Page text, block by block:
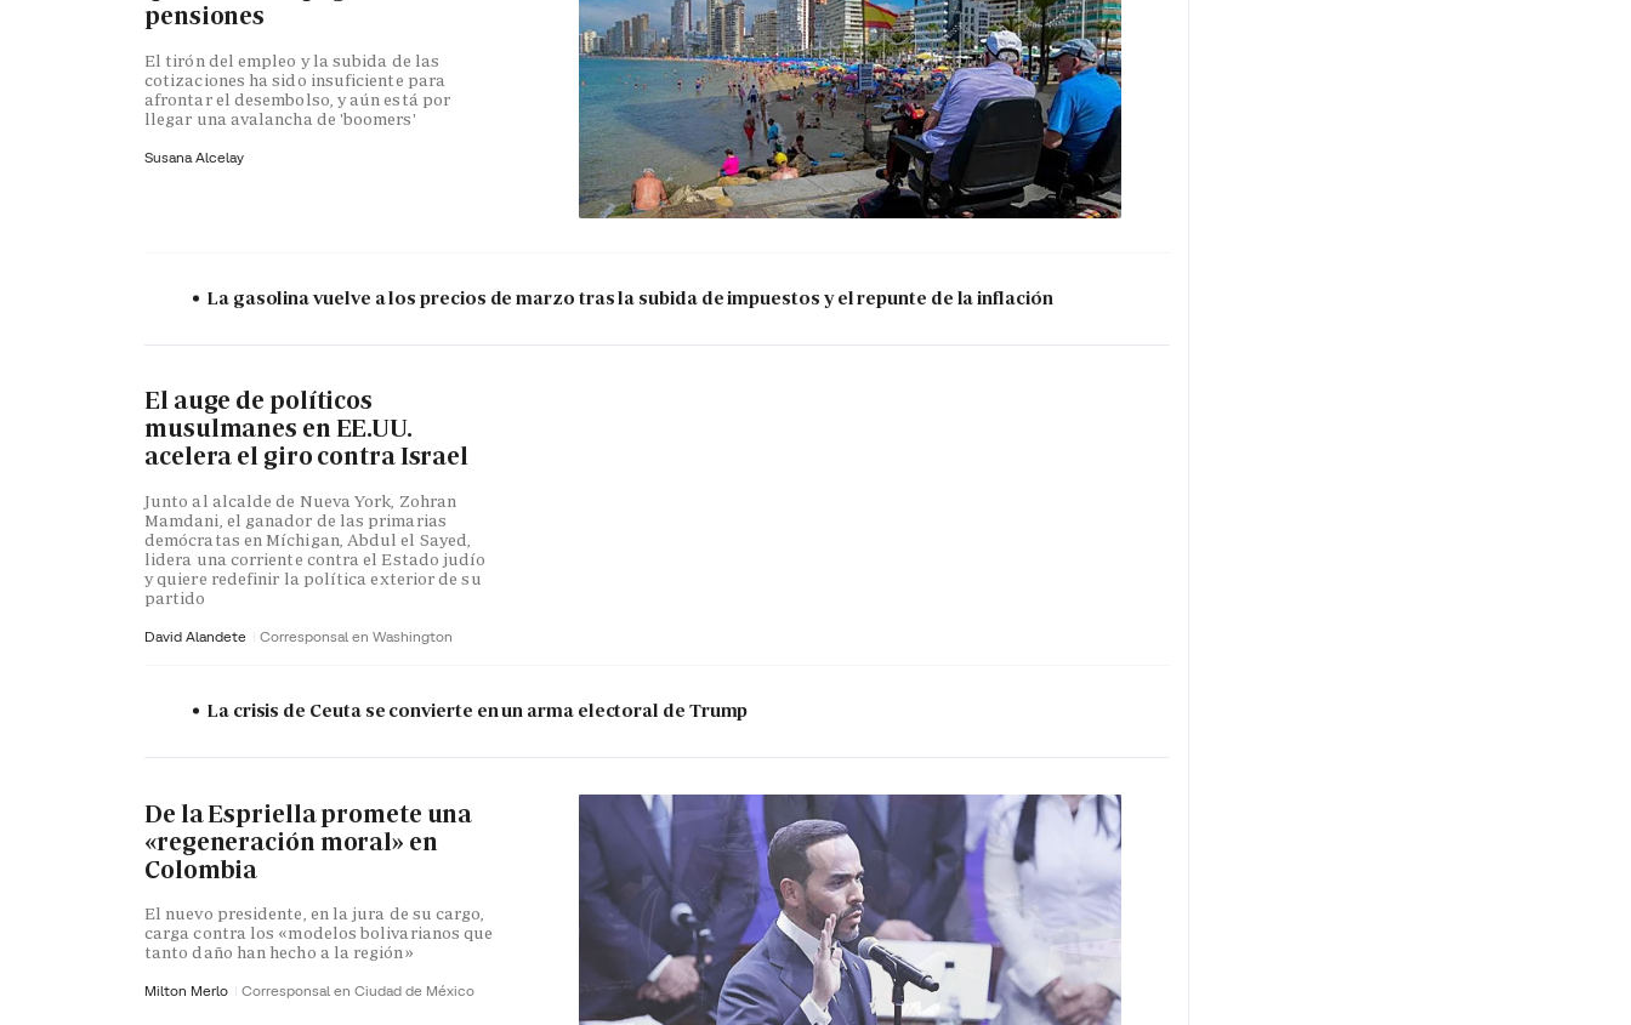
pensiones
El tirón del empleo y la subida de las
cotizaciones ha sido insuficiente para
afrontar el desembolso, y aún está por
llegar una avalancha de 'boomers'
Susana Alcelay
La gasolina vuelve a los precios de marzo tras la subida de impuestos y el repunte de la inflación
El auge de políticos
musulmanes en EE.UU.
acelera el giro contra Israel
Junto al alcalde de Nueva York, Zohran
Mamdani, el ganador de las primarias
demócratas en Míchigan, Abdul el Sayed,
lidera una corriente contra el Estado judío
y quiere redefinir la política exterior de su
partido
David Alandete Corresponsal en Washington
La crisis de Ceuta se convierte en un arma electoral de Trump
De la Espriella promete una
«regeneración moral» en
Colombia
El nuevo presidente, en la jura de su cargo,
carga contra los «modelos bolivarianos que
tanto daño han hecho a la región»
Milton Merlo Corresponsal en Ciudad de México